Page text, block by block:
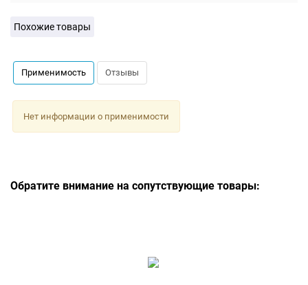
Похожие товары
Применимость Отзывы
Нет информации о применимости
Обратите внимание на сопутствующие товары: